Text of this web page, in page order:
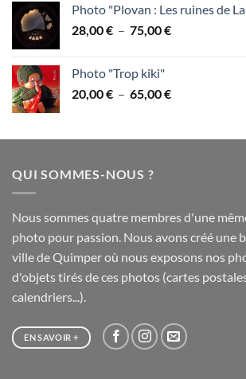
28,00 €
à
Photo "Plovan : Les ruines de
28,00€ – 75,00€Plage
à
Photo "Trop kiki"
20,00€ – 65,00€Plage
20,00 €
QUI SOMMES-NOUS ?
Nous sommes quatre membres d'une
photo pour passion. Nous avons créé une
ville de Quimper où nous exposons nos
d'objets tirés de ces photos (cartes
calendriers...).
EN SAVOIR +